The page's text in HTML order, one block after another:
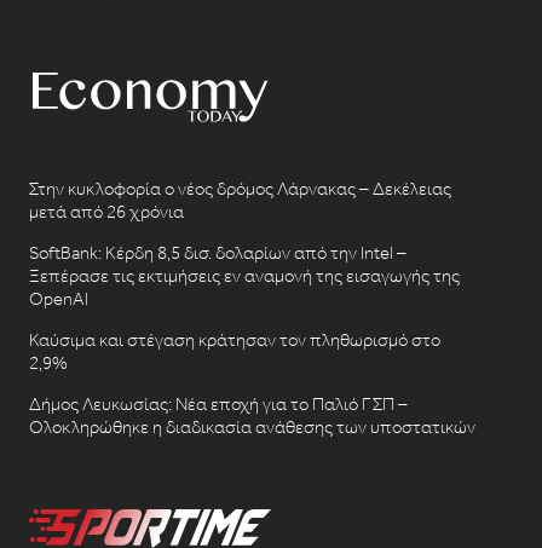
Στην κυκλοφορία ο νέος δρόμος Λάρνακας – Δεκέλειας
μετά από 26 χρόνια
SoftBank: Κέρδη 8,5 δισ. δολαρίων από την Intel –
Ξεπέρασε τις εκτιμήσεις εν αναμονή της εισαγωγής της
OpenAI
Καύσιμα και στέγαση κράτησαν τον πληθωρισμό στο
2,9%
Δήμος Λευκωσίας: Νέα εποχή για το Παλιό ΓΣΠ –
Ολοκληρώθηκε η διαδικασία ανάθεσης των υποστατικών